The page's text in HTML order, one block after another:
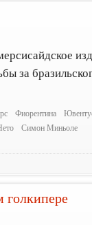
за
Фиорентина
Симон Миньоле
голкипере